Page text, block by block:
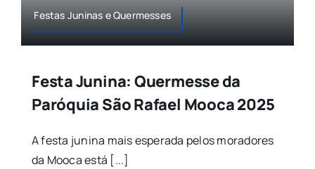
Agenda
resultados
para:
Festas Juninas e Quermesses
Festa Junina: Quermesse da
Paróquia São Rafael Mooca 2025
A festa junina mais esperada pelos moradores
da Mooca está [...]